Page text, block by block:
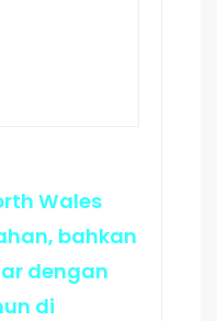
Wales
bahkan
dengan
di